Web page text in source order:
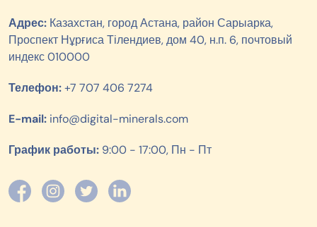
Адрес: Казахстан, город Астана, район Сарыарка,
Проспект Нұрғиса Тілендиев, дом 40, н.п. 6, почтовый
индекс 010000
Телефон:+7 707 406 7274
E-mail: info@digital-minerals.com
График работы: 9:00 - 17:00, Пн - Пт